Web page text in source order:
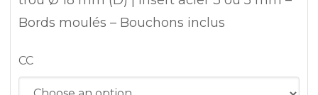
Bords moulés – Bouchons inclus
CC